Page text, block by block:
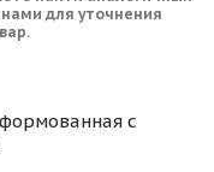
для уточнения
с